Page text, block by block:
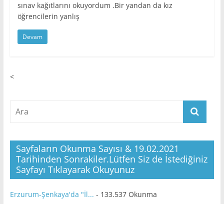
Genel
Kültür
Sitesi.
sınav kağıtlarını okuyordum .Bir yandan da kız
öğrencilerin yanlış
Devam
<
Sayfaların Okunma Sayısı & 19.02.2021
Tarihinden Sonrakiler.Lütfen Siz de İstediğiniz
Sayfayı Tıklayarak Okuyunuz
Erzurum-Şenkaya'da "İl... - 133.537 Okunma